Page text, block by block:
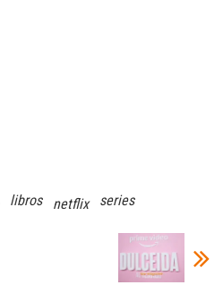
libros netflix series